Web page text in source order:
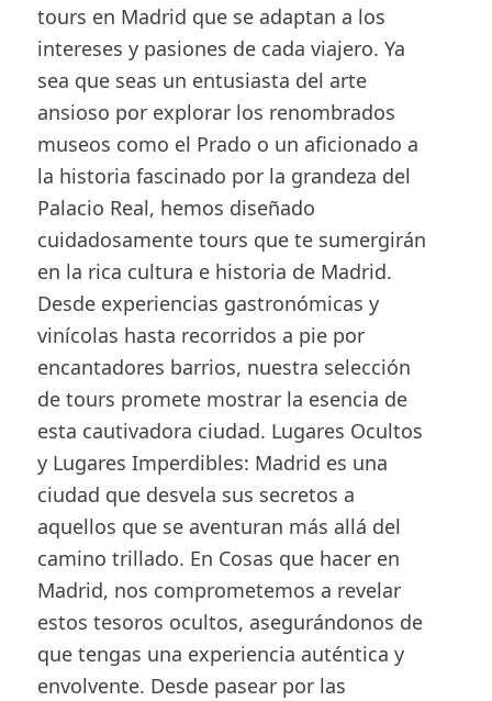
tours en Madrid que se adaptan a los
intereses y pasiones de cada viajero. Ya
sea que seas un entusiasta del arte
ansioso por explorar los renombrados
museos como el Prado o un aficionado a
la historia fascinado por la grandeza del
Palacio Real, hemos diseñado
cuidadosamente tours que te sumergirán
en la rica cultura e historia de Madrid.
Desde experiencias gastronómicas y
vinícolas hasta recorridos a pie por
encantadores barrios, nuestra selección
de tours promete mostrar la esencia de
esta cautivadora ciudad. Lugares Ocultos
y Lugares Imperdibles: Madrid es una
ciudad que desvela sus secretos a
aquellos que se aventuran más allá del
camino trillado. En Cosas que hacer en
Madrid, nos comprometemos a revelar
estos tesoros ocultos, asegurándonos de
que tengas una experiencia auténtica y
envolvente. Desde pasear por las